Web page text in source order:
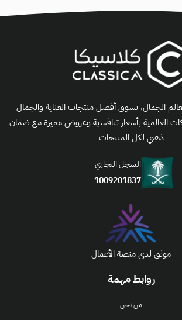
روابط مهمة
من نحن
الجمال، تسوق أفضل منتجات العناية والجمال
العالمية بأسعار تنافسية وعروض مميزة مع ضمان
ذهبي لكل المنتجات
السجل التجاري
1009201837
موثق لدى منصة الأعمال